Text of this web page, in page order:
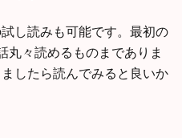
し読みも可能です。最初の
丸々読めるものまでありま
したら読んでみると良いか